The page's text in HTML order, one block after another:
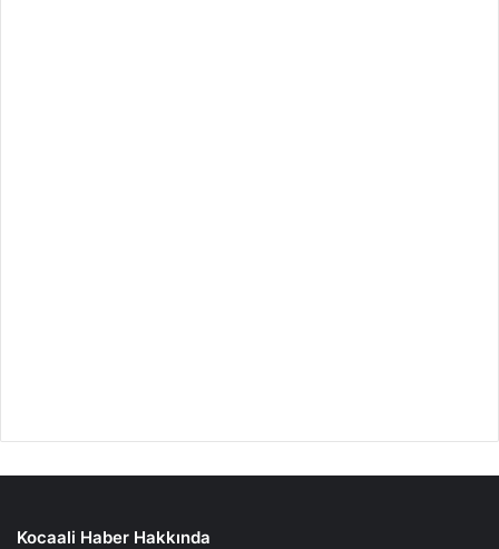
Kocaali Haber Hakkında